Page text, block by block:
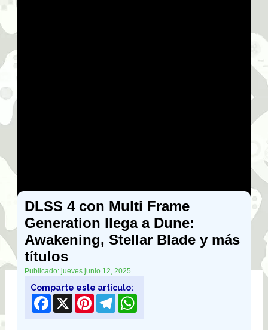
DLSS 4 con Multi Frame
Generation llega a Dune:
Awakening, Stellar Blade y más
títulos
Publicado: jueves junio 12, 2025
Comparte este articulo:
Facebook PinterestTelegram